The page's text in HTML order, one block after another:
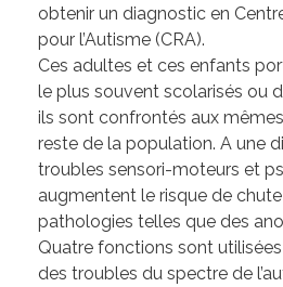
obtenir un diagnostic en
pour l’Autisme (CRA).
Ces adultes et ces enfants
le plus souvent scolarisés ou
ils sont confrontés aux
reste de la population. A une
troubles sensori-moteurs et
augmentent le risque de
pathologies telles que des
Quatre fonctions sont
des troubles du spectre de